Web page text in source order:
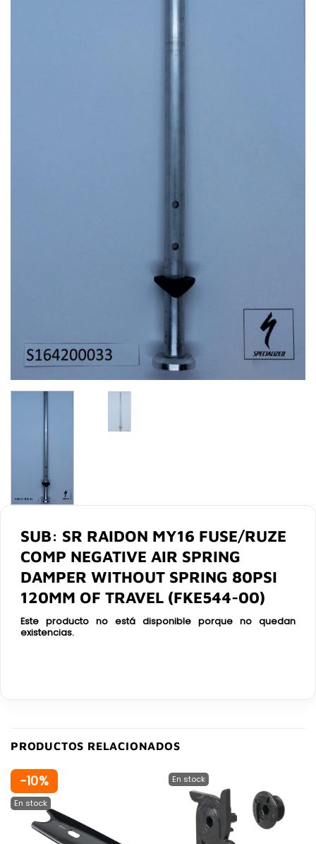
SUB: SR RAIDON MY16 FUSE/RUZE
COMP NEGATIVE AIR SPRING
DAMPER WITHOUT SPRING 80PSI
120MM OF TRAVEL (FKE544-00)
Este producto no está disponible porque no quedan
existencias.
PRODUCTOS RELACIONADOS
-10%